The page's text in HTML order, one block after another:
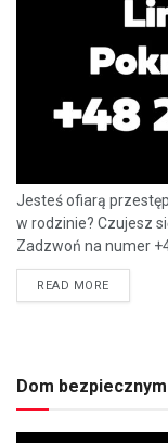
Jesteś ofiarą
w rodzinie? Czujesz
Zadzwoń na numer
READ MORE
Dom